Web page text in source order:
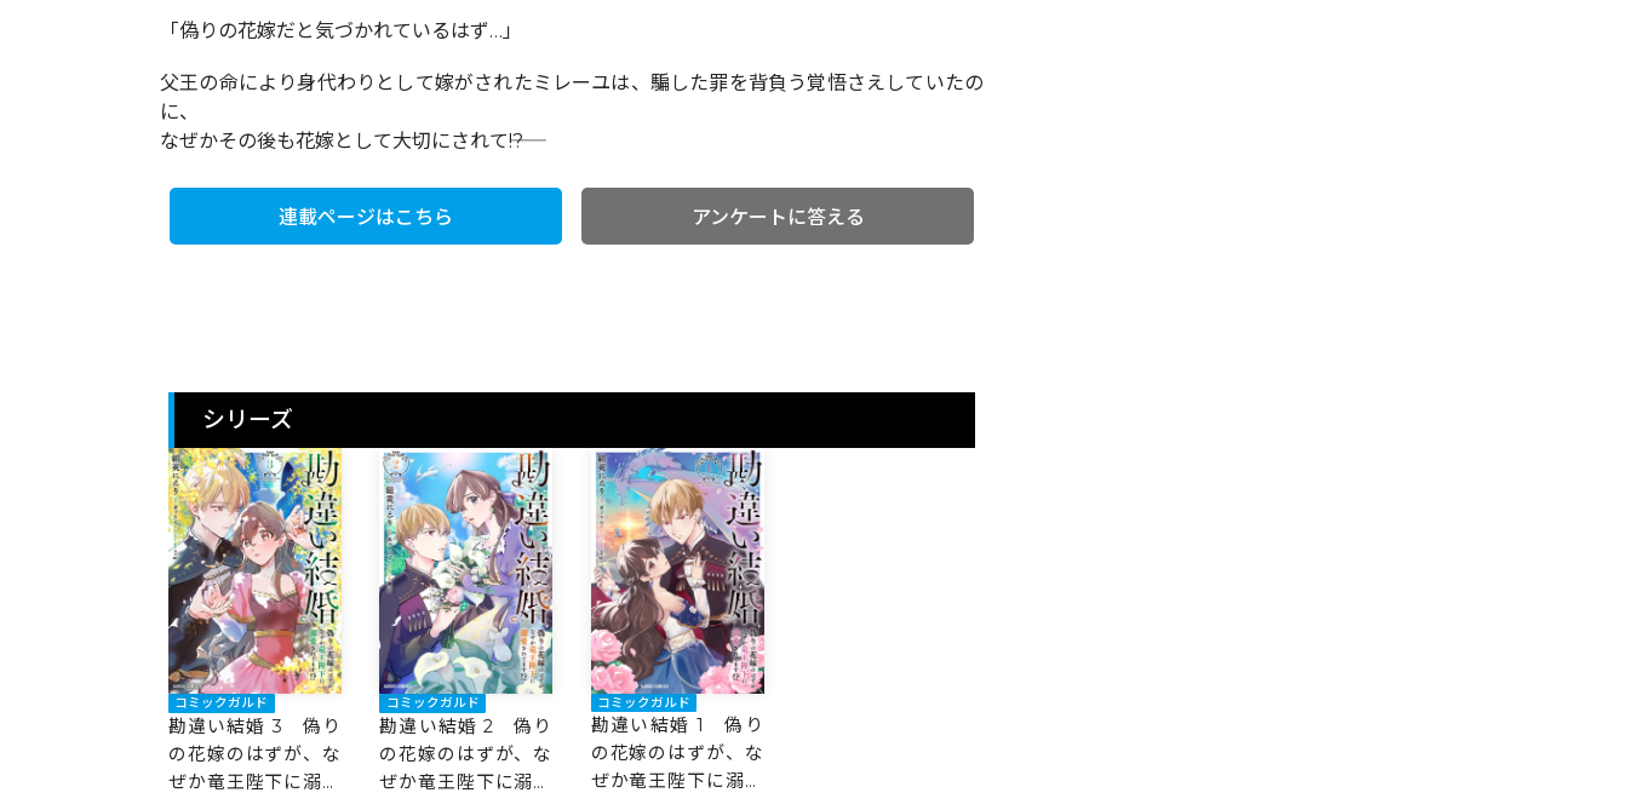
「偽りの花嫁だと気づかれているはず…」
父王の命により身代わりとして嫁がされたミレーユは、騙した罪を背負う覚悟さえしていたの
に、
なぜかその後も花嫁として大切にされて――!?
連載ページはこちら アンケートに答える
シリーズ
コミックガルド
勘違い結婚 3 偽り
の花嫁のはずが、な
ぜか竜王陛下に溺愛
コミックガルド
勘違い結婚 2 偽り
の花嫁のはずが、な
ぜか竜王陛下に溺愛
コミックガルド
勘違い結婚 1 偽り
の花嫁のはずが、な
ぜか竜王陛下に溺愛